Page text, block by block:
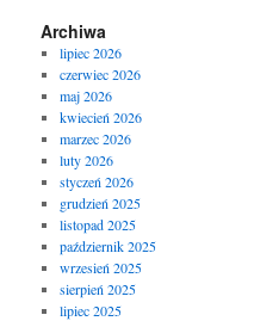
Archiwa
lipiec 2026
czerwiec 2026
maj 2026
kwiecień 2026
marzec 2026
luty 2026
styczeń 2026
grudzień 2025
listopad 2025
październik 2025
wrzesień 2025
sierpień 2025
lipiec 2025